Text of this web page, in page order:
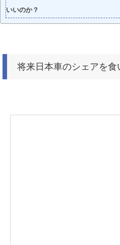
いいのか？
将来日本車のシェアを食